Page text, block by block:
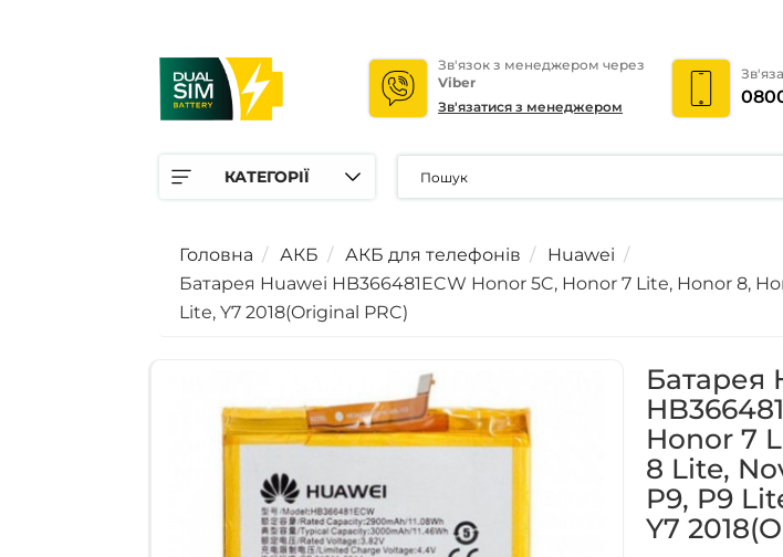
Зв'язок з менеджером через
Viber
Зв'язатися з менеджером
КАТЕГОРІЇ
Головна АКБ АКБ для телефонів
Huawei
Батарея Huawei HB366481ECW Honor 5C, Honor 7 Lite, Honor 8,
Lite, Y7 2018(Original PRC)
Батарея
Honor 7
8 Lite,
P9, P9
Y7